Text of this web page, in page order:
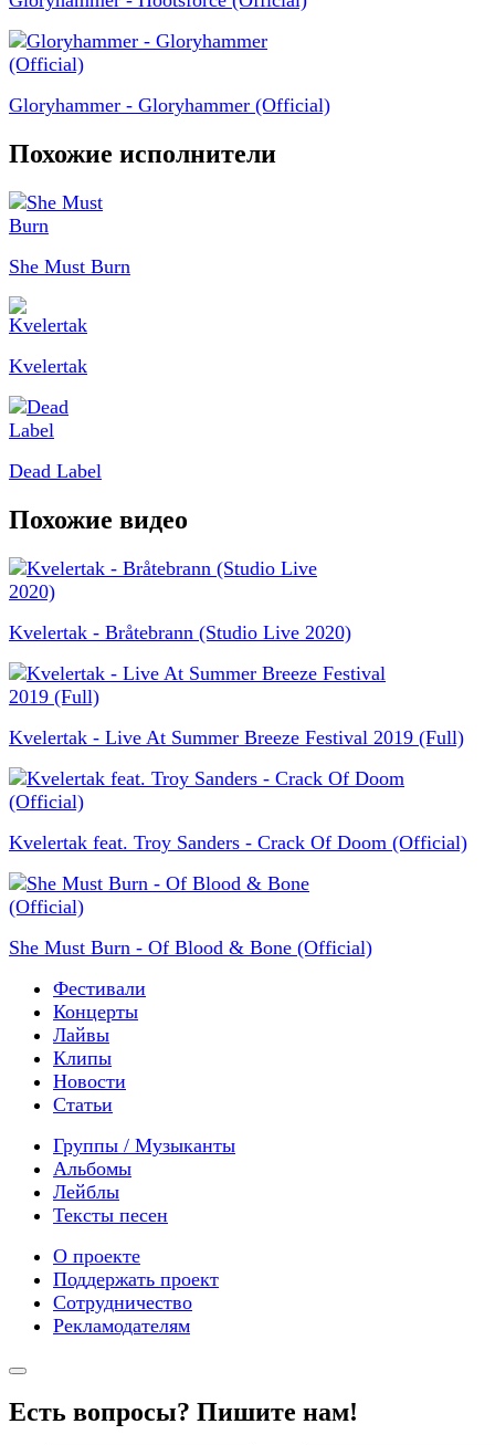
Gloryhammer - Gloryhammer (Official)
Похожие исполнители
She Must Burn
Kvelertak
Dead Label
Похожие видео
Kvelertak - Bråtebrann (Studio Live 2020)
Kvelertak - Live At Summer Breeze Festival 2019 (Full)
Kvelertak feat. Troy Sanders - Crack Of Doom (Official)
She Must Burn - Of Blood & Bone (Official)
Фестивали
Концерты
Лайвы
Клипы
Новости
Статьи
Группы / Музыканты
Альбомы
Лейблы
Тексты песен
О проекте
Поддержать проект
Сотрудничество
Рекламодателям
Есть вопросы? Пишите нам!